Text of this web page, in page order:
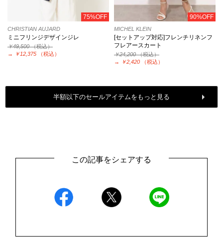
75%OFF
CHRISTIAN AUJARD
ミニフリンジデザインジレ
￥49,500（税込）
→
￥12,375 （税込）
90%OFF
MICHEL KLEIN
[セットアップ対応]フレンチリネンフ
フレアースカート
￥24,200（税込）
→
￥2,420 （税込）
半額以下のセールアイテムをもっと見る
この記事をシェアする